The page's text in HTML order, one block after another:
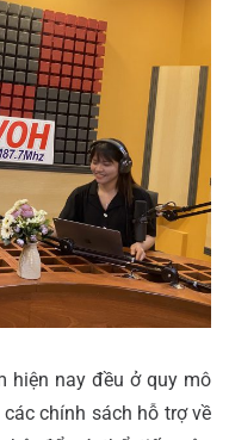
hiện nay đều ở quy mô
chính sách hỗ trợ về